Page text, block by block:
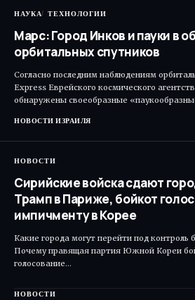
НАУКА ТЕХНОЛОГИИ
Марс: Город Инков и пауки в
орбитальных спутников
Согласно последним наблюдениям
Express Еврейского космического
обнаружены своеобразные
НОВОСТИ ИЗРАИЛЯ
НОВОСТИ
Сирийские войска сдают
Трамп в Париже, бойкот
импичменту в Корее
Какие города могут перейти под контроль
Почему правящая партия Южной Кореи
голосование…
НОВОСТИ